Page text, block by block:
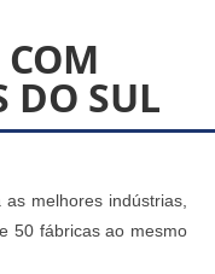
DO SUL
melhores indústrias,
50 fábricas ao mesmo